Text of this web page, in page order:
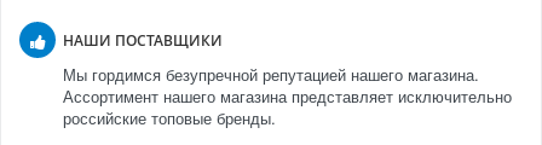
НАШИ ПОСТАВЩИКИ
Мы гордимся безупречной репутацией нашего магазина.
Ассортимент нашего магазина представляет исключительно
российские топовые бренды.